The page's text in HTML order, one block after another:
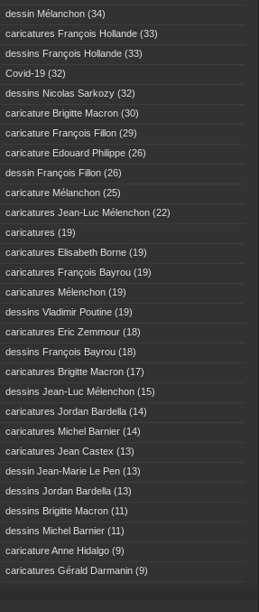
dessin Mélanchon (34)
caricatures François Hollande (33)
dessins François Hollande (33)
Covid-19 (32)
dessins Nicolas Sarkozy (32)
caricature Brigitte Macron (30)
caricature François Fillon (29)
caricature Edouard Philippe (26)
dessin François Fillon (26)
caricature Mélanchon (25)
caricatures Jean-Luc Mélenchon (22)
caricatures (19)
caricatures Elisabeth Borne (19)
caricatures François Bayrou (19)
caricatures Mélenchon (19)
dessins Vladimir Poutine (19)
caricatures Eric Zemmour (18)
dessins François Bayrou (18)
caricatures Brigitte Macron (17)
dessins Jean-Luc Mélenchon (15)
caricatures Jordan Bardella (14)
caricatures Michel Barnier (14)
caricatures Jean Castex (13)
dessin Jean-Marie Le Pen (13)
dessins Jordan Bardella (13)
dessins Brigitte Macron (11)
dessins Michel Barnier (11)
caricature Anne Hidalgo (9)
caricatures Gérald Darmanin (9)